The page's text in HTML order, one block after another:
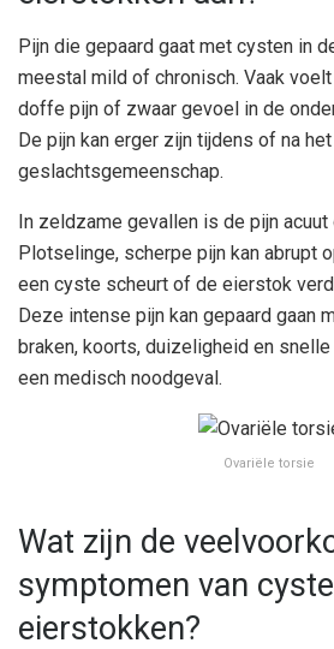
Pijn die gepaard gaat met cysten in
meestal mild of chronisch. Vaak
doffe pijn of zwaar gevoel in de
De pijn kan erger zijn tijdens of na
geslachtsgemeenschap.
In zeldzame gevallen is de pijn
Plotselinge, scherpe pijn kan abrupt
een cyste scheurt of de eierstok
Deze intense pijn kan gepaard gaan
braken, koorts, duizeligheid en
een medisch noodgeval.
Ovariële torsie
Wat zijn de
symptomen van
eierstokken?